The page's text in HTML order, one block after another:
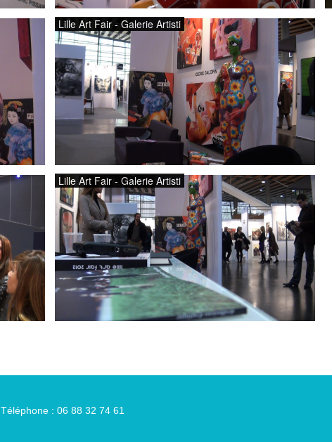
Lille Art Fair - Galerie Artisti
Lille Art Fair - Galerie Artisti
Téléphone : 06 88 32 74 61